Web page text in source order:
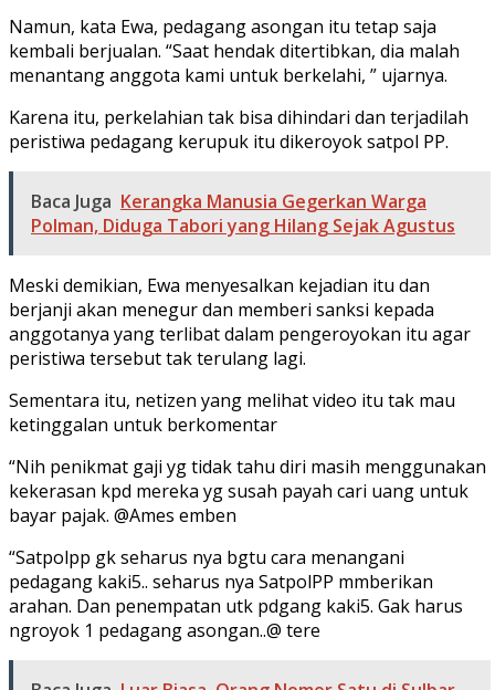
Namun, kata Ewa, pedagang asongan itu tetap saja
kembali berjualan. “Saat hendak ditertibkan, dia malah
menantang anggota kami untuk berkelahi, ” ujarnya.
Karena itu, perkelahian tak bisa dihindari dan terjadilah
peristiwa pedagang kerupuk itu dikeroyok satpol PP.
Baca Juga Kerangka Manusia Gegerkan Warga
Polman, Diduga Tabori yang Hilang Sejak Agustus
Meski demikian, Ewa menyesalkan kejadian itu dan
berjanji akan menegur dan memberi sanksi kepada
anggotanya yang terlibat dalam pengeroyokan itu agar
peristiwa tersebut tak terulang lagi.
Sementara itu, netizen yang melihat video itu tak mau
ketinggalan untuk berkomentar
“Nih penikmat gaji yg tidak tahu diri masih menggunakan
kekerasan kpd mereka yg susah payah cari uang untuk
bayar pajak. @Ames emben
“Satpolpp gk seharus nya bgtu cara menangani
pedagang kaki5.. seharus nya SatpolPP mmberikan
arahan. Dan penempatan utk pdgang kaki5. Gak harus
ngroyok 1 pedagang asongan..@ tere